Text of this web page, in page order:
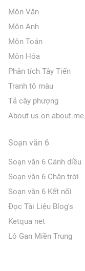
Môn Văn
Môn Anh
Môn Toán
Môn Hóa
Phân tích Tây Tiến
Tranh tô màu
Tả cây phượng
About us on about.me
Soạn văn 6
Soạn văn 6 Cánh diều
Soạn văn 6 Chân trời
Soạn văn 6 Kết nối
Đọc Tài Liệu Blog's
Ketqua net
Lô Gan Miền Trung